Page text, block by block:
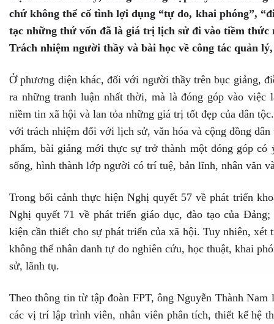
chứ không thể cố tình lợi dụng “tự do, khai phóng”,
tạc những thứ vốn đã là giá trị lịch sử đi vào tiềm thức
Trách nhiệm người thầy và bài học về công tác quản
Ở phương diện khác, đối với người thầy trên bục giảng,
ra những tranh luận nhất thời, mà là đóng góp vào việc
niềm tin xã hội và lan tỏa những giá trị tốt đẹp của dân
với trách nhiệm đối với lịch sử, văn hóa và cộng đồng
phẩm, bài giảng mới thực sự trở thành một đóng góp có
sống, hình thành lớp người có trí tuệ, bản lĩnh, nhân văn
Trong bối cảnh thực hiện Nghị quyết 57 về phát triển
Nghị quyết 71 về phát triển giáo dục, đào tạo của
kiện cần thiết cho sự phát triển của xã hội. Tuy nhiên,
không thể nhân danh tự do nghiên cứu, học thuật, khai
sử, lãnh tụ.
Theo thông tin từ tập đoàn FPT, ông Nguyễn Thành Nam
các vị trí lập trình viên, nhân viên phân tích, thiết kế hệ